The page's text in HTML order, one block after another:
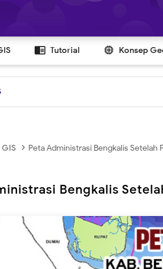
chrome_reader_mode Tutorial  Konsep
GIS › Peta Administrasi Bengkalis Setelah
Bengkalis